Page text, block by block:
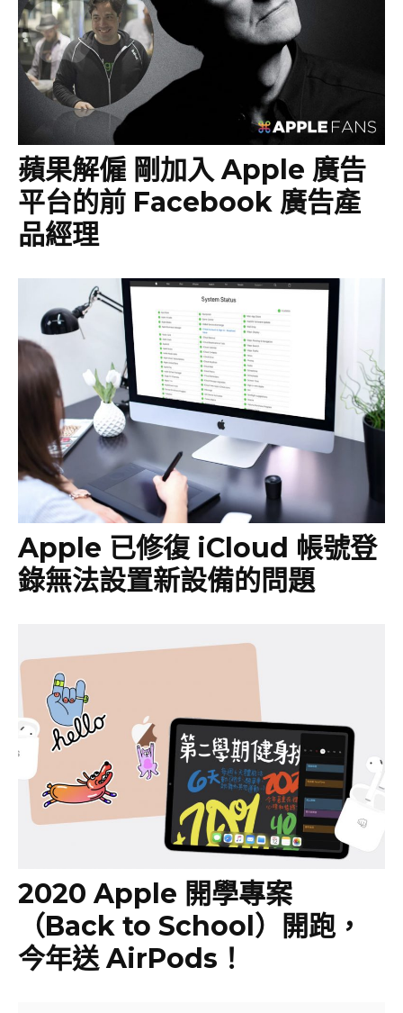
蘋果解僱 剛加入 Apple 廣告
平台的前 Facebook 廣告產
品經理
Apple 已修復 iCloud 帳號登
錄無法設置新設備的問題
2020 Apple 開學專案
（Back to School）開跑，
今年送 AirPods！